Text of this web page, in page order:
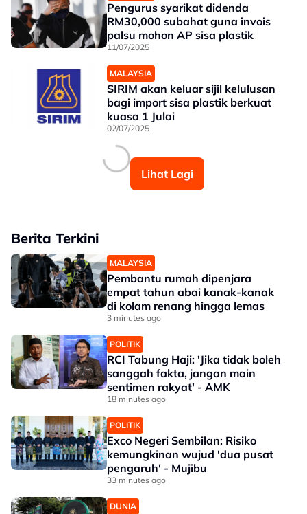
Pengurus syarikat didenda
RM30,000 subahat guna invois
palsu mohon AP sisa plastik
11/07/2025
MALAYSIA
SIRIM akan keluar sijil kelulusan
bagi import sisa plastik berkuat
kuasa 1 Julai
02/07/2025
Lihat Lagi
Berita Terkini
MALAYSIA
Pembantu rumah dipenjara
empat tahun abai kanak-kanak
di kolam renang hingga lemas
3 minutes ago
POLITIK
RCI Tabung Haji: 'Jika tidak boleh
sanggah fakta, jangan main
sentimen rakyat' - AMK
18 minutes ago
POLITIK
Exco Negeri Sembilan: Risiko
kemungkinan wujud 'dua pusat
pengaruh' - Mujibu
33 minutes ago
DUNIA